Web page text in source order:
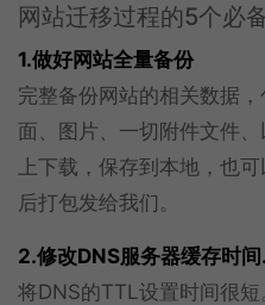
网站迁移过程的5个必
1.做好网站全量备份
完整备份网站的相关数据
面、图片、一切附件文件
上下载，保存到本地，也
后打包发给我们。
2.修改DNS服务器缓存时间.
将DNS的TTL设置时间很